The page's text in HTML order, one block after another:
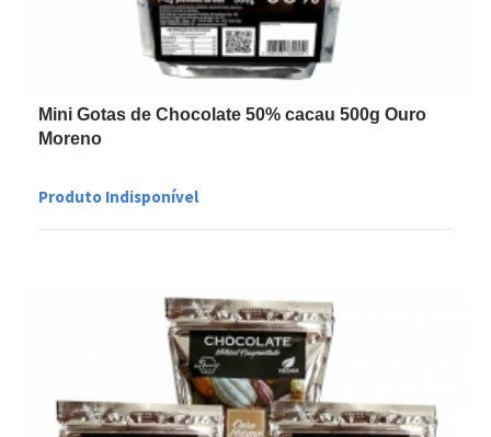
Mini Gotas de Chocolate 50% cacau 500g Ouro
Moreno
Produto Indisponível